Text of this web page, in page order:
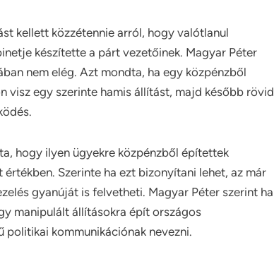
kellett közzétennie arról, hogy valótlanul
készítette a párt vezetőinek. Magyar Péter
nem elég. Azt mondta, ha egy közpénzből
egy szerinte hamis állítást, majd később rövid
hogy ilyen ügyekre közpénzből építettek
Szerinte ha ezt bizonyítani lehet, az már
gyanúját is felvetheti. Magyar Péter szerint ha
manipulált állításokra épít országos
politikai kommunikációnak nevezni.